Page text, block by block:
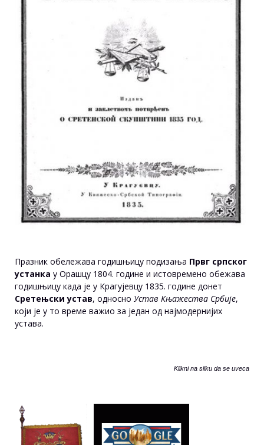
Празник обележава годишњицу подизања Првг српског
устанка у Орашцу 1804. године и истовремено обежава
годишњицу када је у Крагујевцу 1835. године донет
Сретењски устав, односно Устав Књажества Србије,
који је у то време важио за један од најмодернијих
устава.
Klikni na sliku da se uveca